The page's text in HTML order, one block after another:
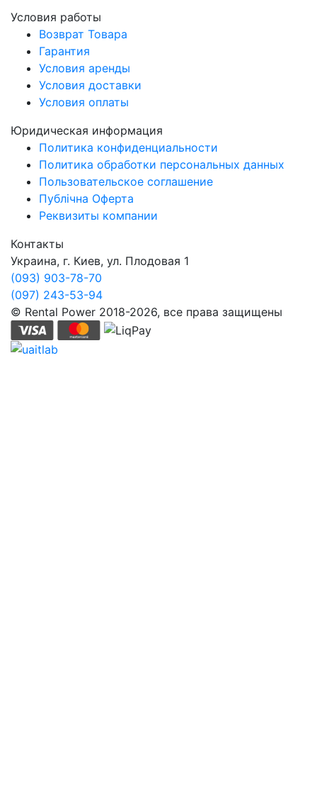
Условия работы
Возврат Товара
Гарантия
Условия аренды
Условия доставки
Условия оплаты
Юридическая информация
Политика конфиденциальности
Политика обработки персональных данных
Пользовательское соглашение
Публічна Оферта
Реквизиты компании
Контакты
Украина, г. Киев, ул. Плодовая 1
(093) 903-78-70
(097) 243-53-94
© Rental Power 2018-2026, все права защищены